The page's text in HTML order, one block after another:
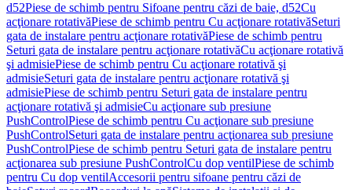
d52Piese de schimb pentru Sifoane pentru căzi de baie, d52Cu
acţionare rotativăPiese de schimb pentru Cu acţionare rotativăSeturi
gata de instalare pentru acţionare rotativăPiese de schimb pentru
Seturi gata de instalare pentru acţionare rotativăCu acţionare rotativă
şi admisiePiese de schimb pentru Cu acţionare rotativă şi
admisieSeturi gata de instalare pentru acţionare rotativă şi
admisiePiese de schimb pentru Seturi gata de instalare pentru
acţionare rotativă şi admisieCu acţionare sub presiune
PushControlPiese de schimb pentru Cu acţionare sub presiune
PushControlSeturi gata de instalare pentru acţionarea sub presiune
PushControlPiese de schimb pentru Seturi gata de instalare pentru
acţionarea sub presiune PushControlCu dop ventilPiese de schimb
pentru Cu dop ventilAccesorii pentru sifoane pentru căzi de